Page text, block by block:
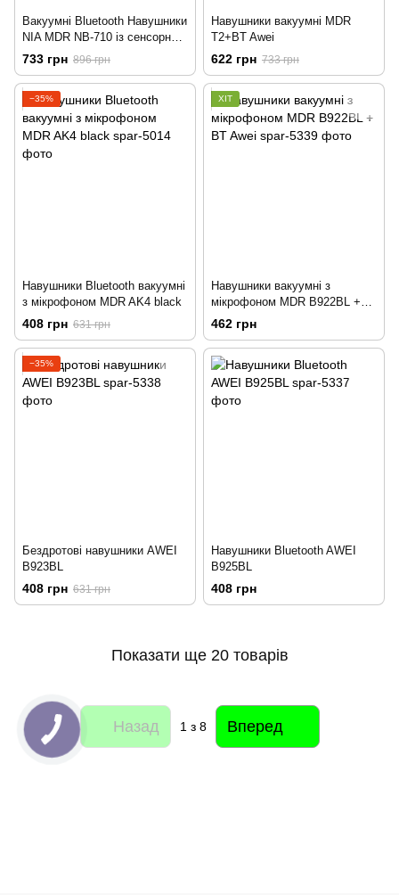
Вакуумні Bluetooth Навушники
NIA MDR NB-710 із сенсорним
кейсом
733 грн 896 грн
Навушники вакуумні MDR
T2+BT Awei
622 грн 733 грн
−35%
Навушники Bluetooth вакуумні
з мікрофоном MDR AK4 black
408 грн 631 грн
ХІТ
Навушники вакуумні з
мікрофоном MDR B922BL +
BT Awei
462 грн
−35%
Бездротові навушники AWEI
B923BL
408 грн 631 грн
Навушники Bluetooth AWEI
B925BL
408 грн
Показати ще 20 товарів
Назад 1з 8 Вперед